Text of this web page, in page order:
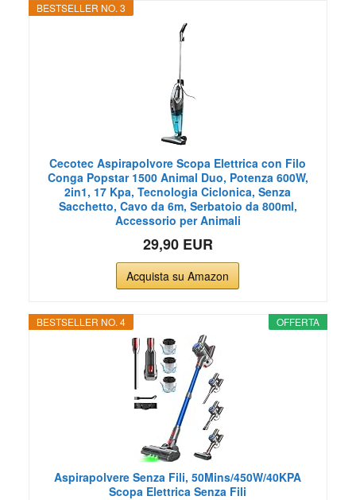
BESTSELLER NO. 3
Cecotec Aspirapolvore Scopa Elettrica con Filo
Conga Popstar 1500 Animal Duo, Potenza 600W,
2in1, 17 Kpa, Tecnologia Ciclonica, Senza
Sacchetto, Cavo da 6m, Serbatoio da 800ml,
Accessorio per Animali
29,90 EUR
Acquista su Amazon
OFFERTA
BESTSELLER NO. 4
Aspirapolvere Senza Fili, 50Mins/450W/40KPA
Scopa Elettrica Senza Fili